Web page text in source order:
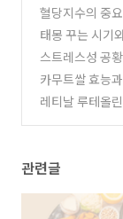
혈당지수의 중
기
(1)
태몽 꾸는 시기
스트레스성 공
과적인 해결방법
카무트쌀 효능
발견
(0)
레티날 루테올
관련글